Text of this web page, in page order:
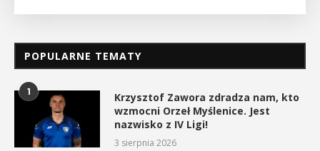
POPULARNE TEMATY
1
Krzysztof Zawora zdradza nam, kto
wzmocni Orzeł Myślenice. Jest
nazwisko z IV Ligi!
3 sierpnia 2026